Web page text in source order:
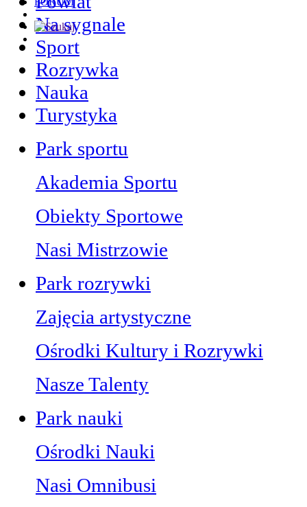
Na sygnale
Sport
Rozrywka
Nauka
Turystyka
Park sportu
Akademia Sportu
Obiekty Sportowe
Nasi Mistrzowie
Park rozrywki
Zajęcia artystyczne
Ośrodki Kultury i Rozrywki
Nasze Talenty
Park nauki
Ośrodki Nauki
Nasi Omnibusi